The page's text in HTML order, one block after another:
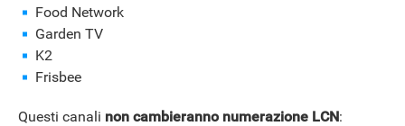
Food Network
Garden TV
K2
Frisbee
Questi canali non cambieranno numerazione LCN: